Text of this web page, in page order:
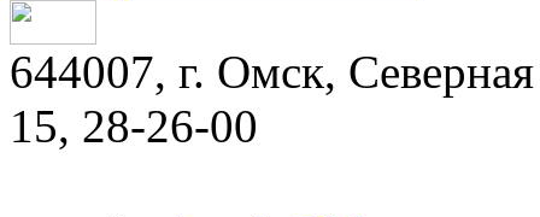
644007, г. Омск,
15, 28-26-00